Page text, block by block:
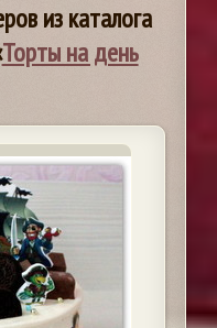
из каталога
Торты на день